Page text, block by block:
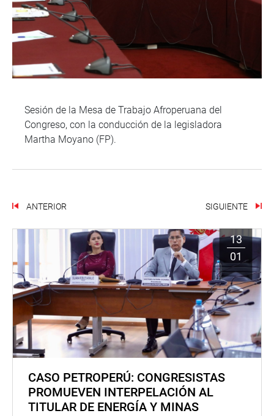
Sesión de la Mesa de Trabajo Afroperuana del
Congreso, con la conducción de la legisladora
Martha Moyano (FP).
ANTERIOR SIGUIENTE
13
01
CASO PETROPERÚ: CONGRESISTAS
PROMUEVEN INTERPELACIÓN AL
TITULAR DE ENERGÍA Y MINAS